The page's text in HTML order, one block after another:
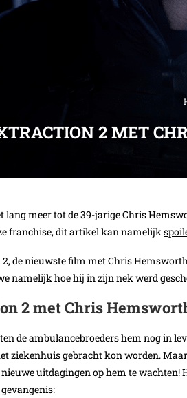
2 MET
lang meer tot de 39-jarige Chris
franchise, dit artikel kan namelijk
de nieuwste film met Chris
namelijk hoe hij in zijn nek werd
2 met Chris
de ambulancebroeders hem nog in
ziekenhuis gebracht kon worden.
uitdagingen op hem te wachten!